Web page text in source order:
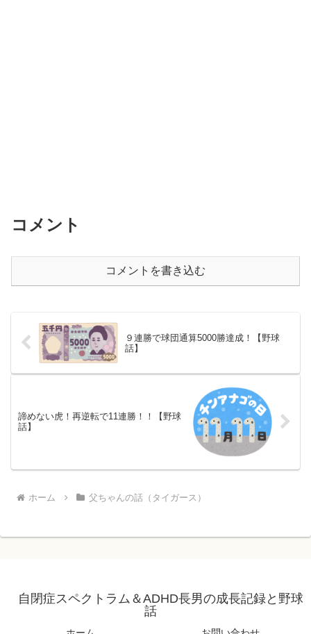
コメント
コメントを書き込む
９連勝で球団通算5000勝達成！【野球
話】
諦めない虎！再逆転で11連勝！！【野球
話】
ホーム 父ちゃんの話（タイガース）
自閉症スペクトラム＆ADHD長男の成長記録と野球
話